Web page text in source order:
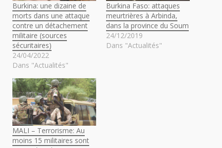
Burkina: une dizaine de
morts dans une attaque
contre un détachement
militaire (sources
sécuritaires)
24/04/2022
Dans "Actualités"
Burkina Faso: attaques
meurtrières à Arbinda,
dans la province du Soum
24/12/2019
Dans "Actualités"
MALI – Terrorisme: Au
moins 15 militaires sont